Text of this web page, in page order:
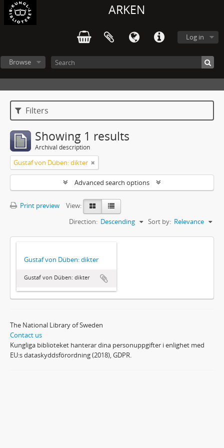
ARKEN
Log in
Browse
Filters
Showing 1 results
Archival description
Gustaf von Düben: dikter
Advanced search options
Print preview
View:
Sort by: Relevance
Direction: Descending
Gustaf von Düben: dikter
Gustaf von Düben: dikter
The National Library of Sweden
Contact us
Kungliga biblioteket hanterar dina personuppgifter i enlighet med
EU:s dataskyddsförordning (2018), GDPR.